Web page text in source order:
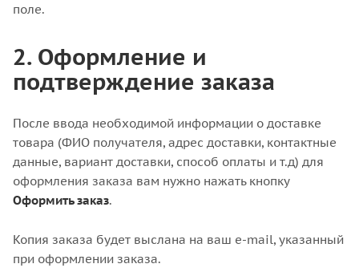
поле.
2. Оформление и
подтверждение заказа
После ввода необходимой информации о доставке
товара (ФИО получателя, адрес доставки, контактные
данные, вариант доставки, способ оплаты и т.д) для
оформления заказа вам нужно нажать кнопку
Оформить заказ.
Копия заказа будет выслана на ваш e-mail, указанный
при оформлении заказа.